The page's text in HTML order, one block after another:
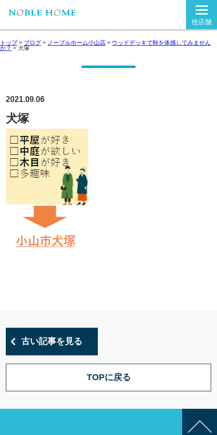
他店舗
トップ> ブログ > ノーブルホーム小山店 > ウッドデッキで秋を体感してみません
か？ > 犬塚
2021.09.06
犬塚
古い記事を見る
TOPに戻る